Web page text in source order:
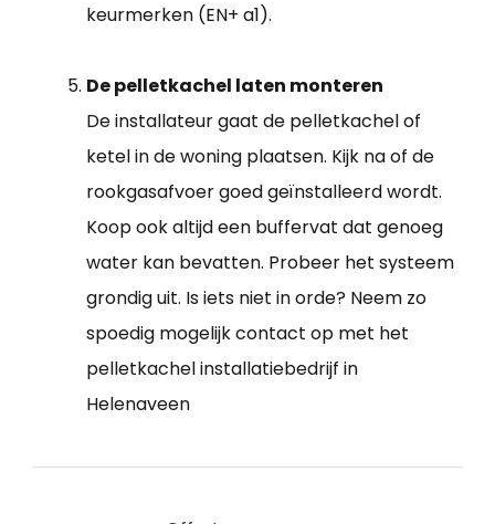
keurmerken (EN+ a1).
De pelletkachel laten monteren
De installateur gaat de pelletkachel of
ketel in de woning plaatsen. Kijk na of de
rookgasafvoer goed geïnstalleerd wordt.
Koop ook altijd een buffervat dat genoeg
water kan bevatten. Probeer het systeem
grondig uit. Is iets niet in orde? Neem zo
spoedig mogelijk contact op met het
pelletkachel installatiebedrijf in
Helenaveen